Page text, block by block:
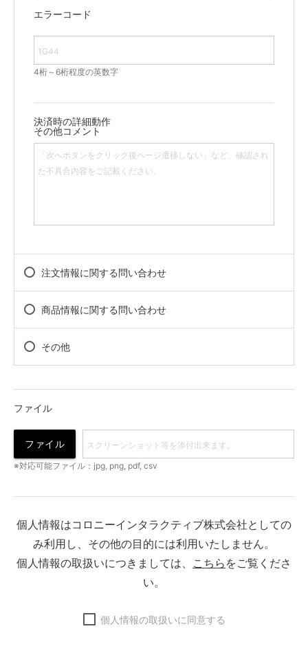
エラーコード
4桁～6桁程度の英数字
決済時の詳細動作
その他コメント
注文情報に関する問い合わせ
商品情報に関する問い合わせ
その他
ファイル
ファイル
※対応可能ファイル：jpg, png, pdf, csv
個人情報はコロニーインタラクティブ株式会社としての
み利用し、その他の目的には利用いたしません。
個人情報の取扱いにつきましては、 こちら をご覧くださ
い。
個人情報の取扱いに同意する